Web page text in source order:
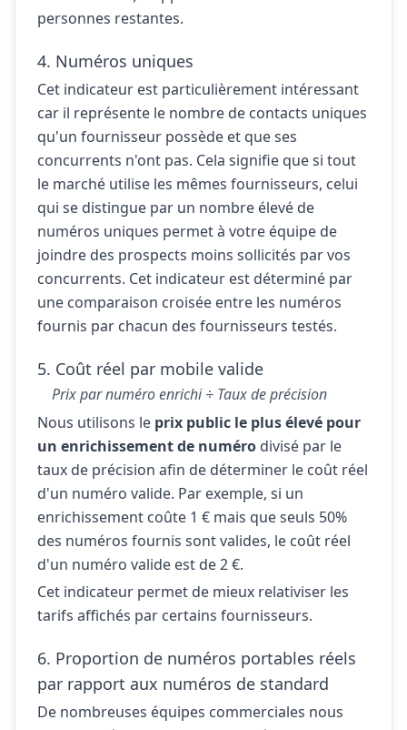
personnes restantes.
4. Numéros uniques
Cet indicateur est particulièrement intéressant
car il représente le nombre de contacts uniques
qu'un fournisseur possède et que ses
concurrents n'ont pas. Cela signifie que si tout
le marché utilise les mêmes fournisseurs, celui
qui se distingue par un nombre élevé de
numéros uniques permet à votre équipe de
joindre des prospects moins sollicités par vos
concurrents. Cet indicateur est déterminé par
une comparaison croisée entre les numéros
fournis par chacun des fournisseurs testés.
5. Coût réel par mobile valide
Prix par numéro enrichi ÷ Taux de précision
Nous utilisons le prix public le plus élevé pour
un enrichissement de numéro divisé par le
taux de précision afin de déterminer le coût réel
d'un numéro valide. Par exemple, si un
enrichissement coûte 1 € mais que seuls 50%
des numéros fournis sont valides, le coût réel
d'un numéro valide est de 2 €.
Cet indicateur permet de mieux relativiser les
tarifs affichés par certains fournisseurs.
6. Proportion de numéros portables réels
par rapport aux numéros de standard
De nombreuses équipes commerciales nous